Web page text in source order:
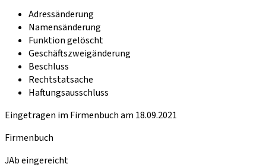
Adressänderung
Namensänderung
Funktion gelöscht
Geschäftszweigänderung
Beschluss
Rechtstatsache
Haftungsausschluss
Eingetragen im Firmenbuch am 18.09.2021
Firmenbuch
JAb eingereicht